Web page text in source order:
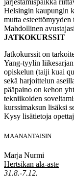
järjestämispaikka
Helsingin kaupungin
mutta
Mahdollinen
JATKOKURSSIT
Jatkokurssit on
Yang-tyylin
opiskelun (taiji kuai
sekä harjoittelun
pääpaino on kehon
tekniikoiden
kurssimaksun lisäksi
Kysy lisätietoja
MAANANTAISIN
Marja Nurmi
Hertsikan ala-aste
31.8.-7.12.